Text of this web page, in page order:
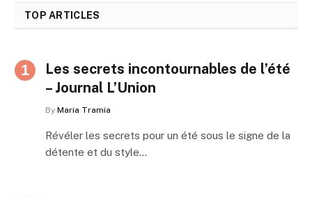
TOP ARTICLES
Les secrets incontournables de l’été
– Journal L’Union
By Maria Tramia
Révéler les secrets pour un été sous le signe de la
détente et du style…